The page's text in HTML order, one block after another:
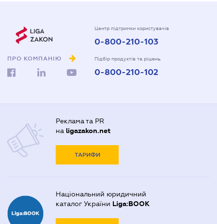
ПРО КОМПАНІЮ
Центр підтримки користувачів
0-800-210-103
Підбір продуктів та рішень
0-800-210-102
Реклама та PR
на ligazakon.net
ТАРИФИ
Національний юридичний
каталог України Liga:BOOK